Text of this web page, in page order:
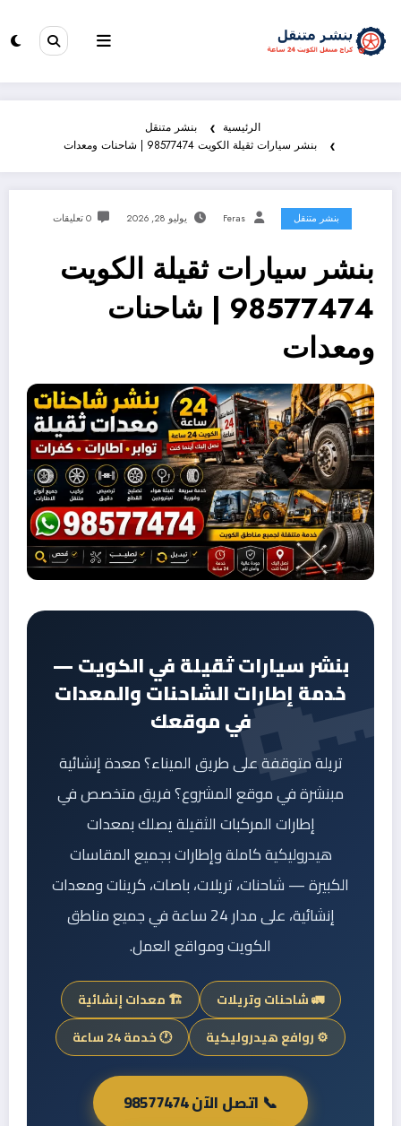
الرئيسية
بنشر متنقل
بنشر سيارات ثقيلة الكويت 98577474 | شاحنات ومعدات
بنشر متنقل Feras يوليو 28, 2026 0 تعليقات
بنشر سيارات ثقيلة الكويت
98577474 | شاحنات
ومعدات
بنشر سيارات ثقيلة في الكويت —
خدمة إطارات الشاحنات والمعدات
في موقعك
تريلة متوقفة على طريق الميناء؟ معدة إنشائية
مبنشرة في موقع المشروع؟ فريق متخصص في
إطارات المركبات الثقيلة يصلك بمعدات
هيدروليكية كاملة وإطارات بجميع المقاسات
الكبيرة — شاحنات، تريلات، باصات، كرينات ومعدات
إنشائية، على مدار 24 ساعة في جميع مناطق
الكويت ومواقع العمل.
🚛 شاحنات وتريلات
🏗️ معدات إنشائية
⚙️ روافع هيدروليكية
🕐 خدمة 24 ساعة
📞 اتصل الآن 98577474